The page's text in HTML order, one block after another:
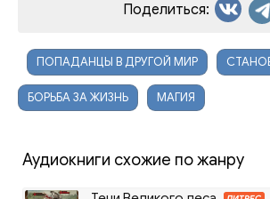
Поделиться:
ПОПАДАНЦЫ В ДРУГОЙ МИР
БОРЬБА ЗА ЖИЗНЬ МАГИЯ
Аудиокниги схожие по жанру